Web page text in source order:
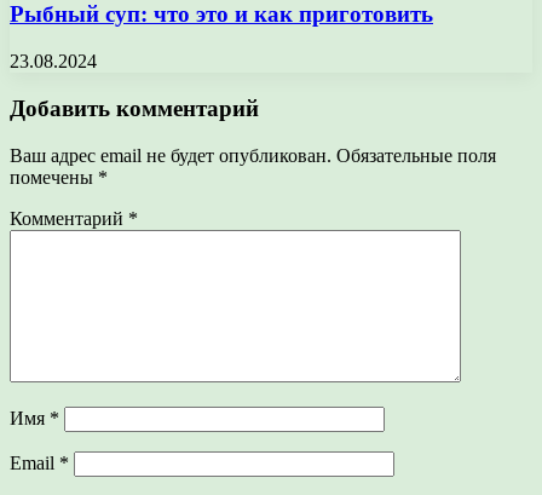
Рыбный суп: что это и как приготовить
23.08.2024
Добавить комментарий
Ваш адрес email не будет опубликован. Обязательные поля
помечены *
Комментарий *
Имя *
Email *